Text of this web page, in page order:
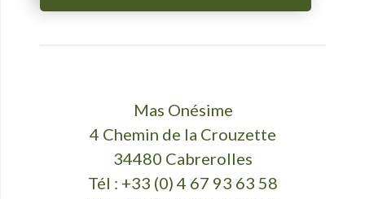
Mas Onésime
4 Chemin de la Crouzette
34480 Cabrerolles
Tél : +33 (0) 4 67 93 63 58